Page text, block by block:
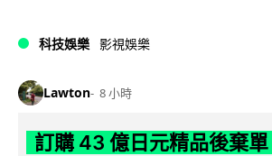
科技娛樂 影視娛樂
Lawton 8 小時
訂購 43 億日元精品後棄